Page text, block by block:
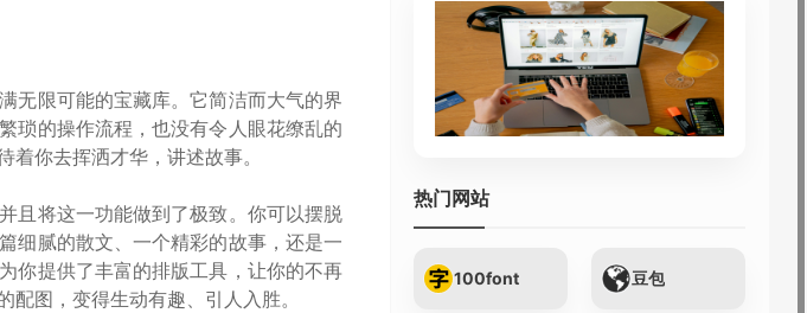
无限可能的宝藏库。它简洁而大气的界
琐的操作流程，也没有令人眼花缭乱的
你去挥洒才华，讲述故事。
且将这一功能做到了极致。你可以摆脱
细腻的散文、一个精彩的故事，还是一
你提供了丰富的排版工具，让你的不再
图，变得生动有趣、引人入胜。
热门网站
100font 豆包